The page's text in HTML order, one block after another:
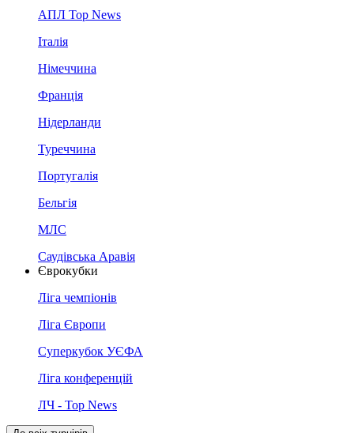
АПЛ Top News
Італія
Німеччина
Франція
Нідерланди
Туреччина
Португалія
Бельгія
МЛС
Саудівська Аравія
Єврокубки
Ліга чемпіонів
Ліга Європи
Суперкубок УЄФА
Ліга конференцій
ЛЧ - Top News